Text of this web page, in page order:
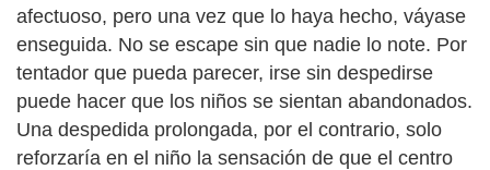
afectuoso, pero una vez que lo haya hecho, váyase
enseguida. No se escape sin que nadie lo note. Por
tentador que pueda parecer, irse sin despedirse
puede hacer que los niños se sientan abandonados.
Una despedida prolongada, por el contrario, solo
reforzaría en el niño la sensación de que el centro